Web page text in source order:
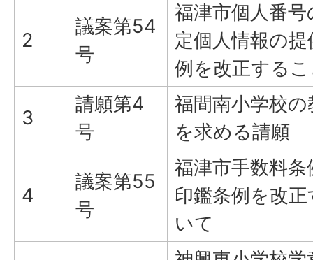
2
議案第54
号
福津市個人番
定個人情報の
例を改正する
3
請願第4
号
福間南小学校
を求める請願
4
議案第55
号
福津市手数料
印鑑条例を改
いて